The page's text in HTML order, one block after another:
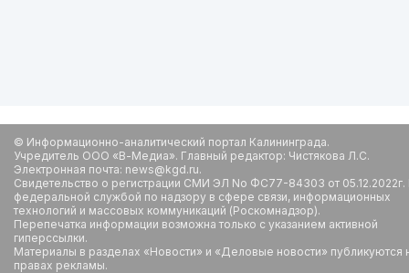
© Информационно-аналитический портал Калининграда.
Учредитель ООО «В-Медиа». Главный редактор: Чистякова Л.С.
Электронная почта: news@kgd.ru.
Свидетельство о регистрации СМИ ЭЛ No ФС77-84303 от
федеральной службой по надзору в сфере связи, информационных
технологий и массовых коммуникаций (Роскомнадзор).
Перепечатка информации возможна только с указанием активной
гиперссылки.
Материалы в разделах «Новости» и «Деловые новости» публикуются
правах рекламы.